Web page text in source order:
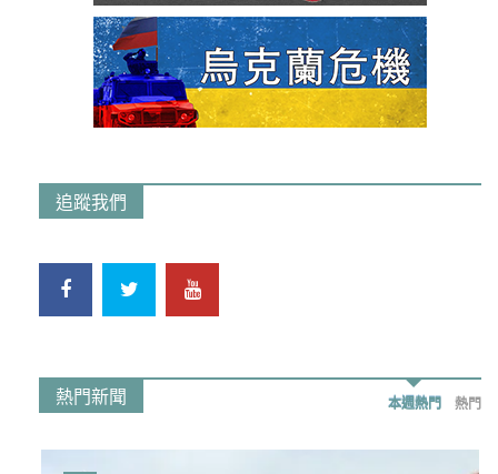
追蹤我們
熱門新聞 本週熱門 熱門